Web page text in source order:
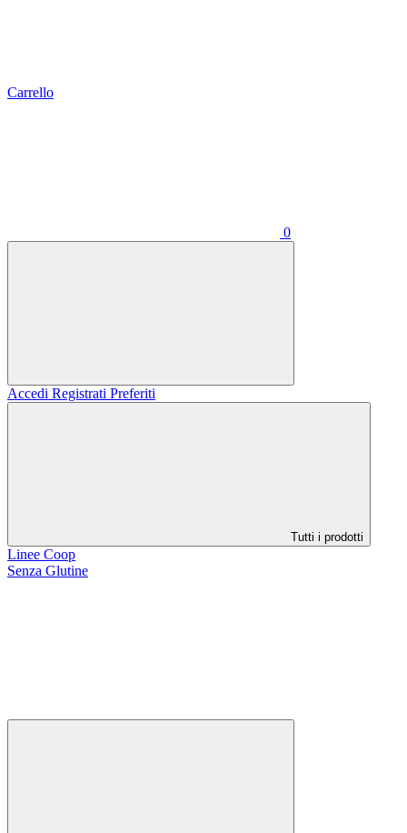
Carrello
0
Accedi Registrati Preferiti
Tutti i prodotti
Linee Coop
Senza Glutine